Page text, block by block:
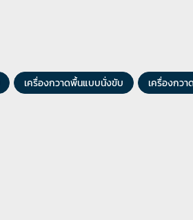
เครื่องกวาดพื้นแบบนั่งขับ เครื่องกว